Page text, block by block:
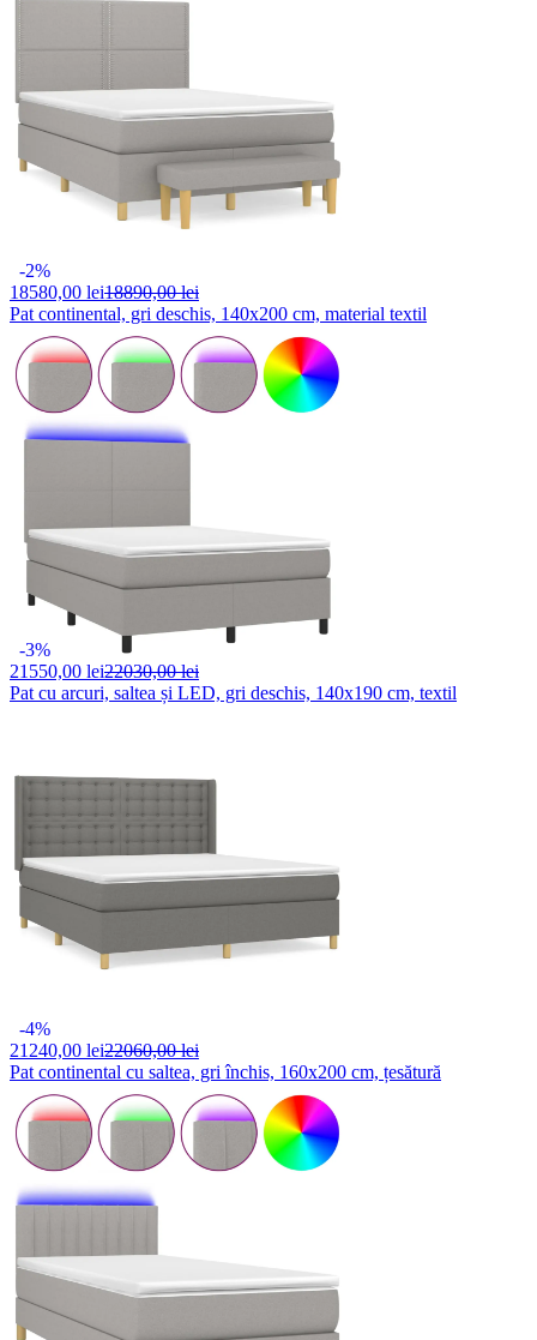
-2%
18580,00 lei18890,00 lei
Pat continental, gri deschis, 140x200 cm, material textil
-3%
21550,00 lei22030,00 lei
Pat cu arcuri, saltea și LED, gri deschis, 140x190 cm, textil
-4%
21240,00 lei22060,00 lei
Pat continental cu saltea, gri închis, 160x200 cm, țesătură